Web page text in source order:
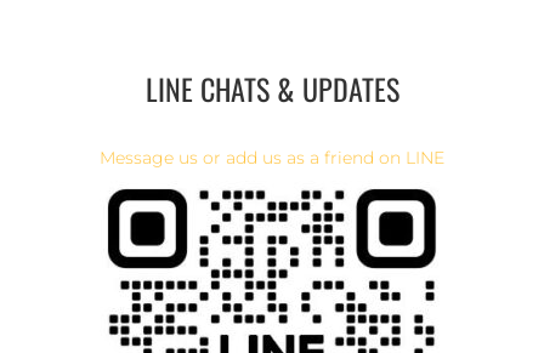
LINE CHATS & UPDATES
Message us or add us as a friend on LINE